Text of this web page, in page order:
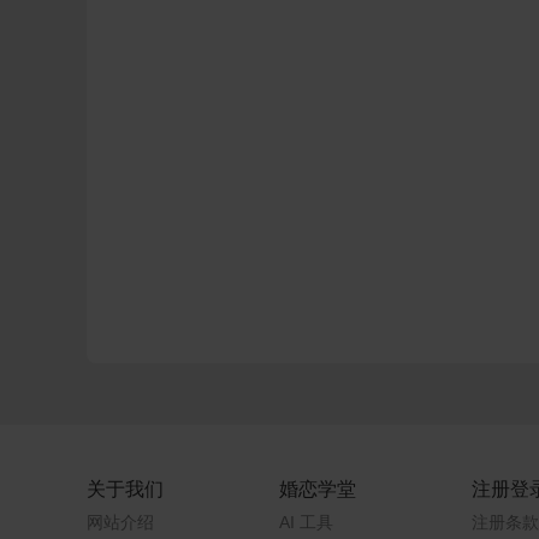
关于我们
网站介绍
婚恋学堂
AI 工具
注册登
注册条款